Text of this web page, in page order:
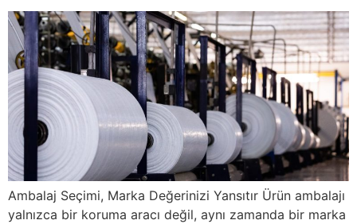
Ambalaj Seçimi, Marka Değerinizi Yansıtır Ürün ambalajı
yalnızca bir koruma aracı değil, aynı zamanda bir marka